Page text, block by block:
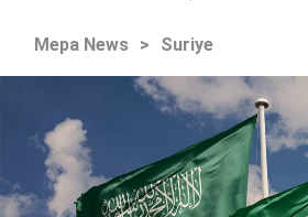
Mepa News > Suriye